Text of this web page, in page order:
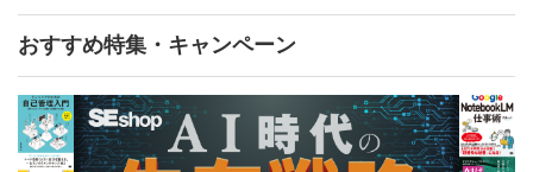
おすすめ特集・キャンペーン